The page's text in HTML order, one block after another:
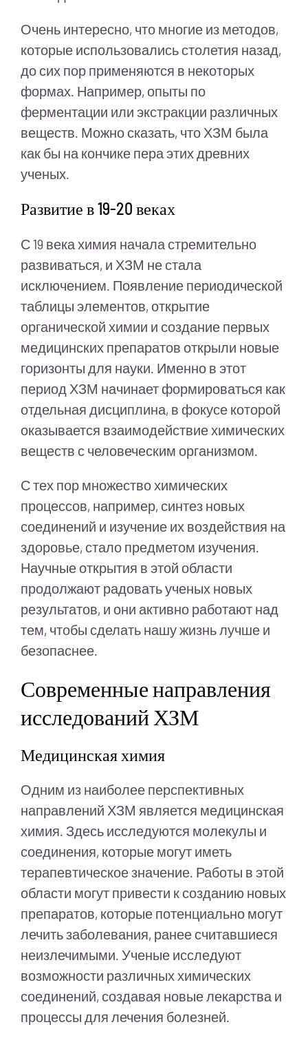
Очень интересно, что многие из методов,
которые использовались столетия назад,
до сих пор применяются в некоторых
формах. Например, опыты по
ферментации или экстракции различных
веществ. Можно сказать, что ХЗМ была
как бы на кончике пера этих древних
ученых.
Развитие в 19-20 веках
С 19 века химия начала стремительно
развиваться, и ХЗМ не стала
исключением. Появление периодической
таблицы элементов, открытие
органической химии и создание первых
медицинских препаратов открыли новые
горизонты для науки. Именно в этот
период ХЗМ начинает формироваться как
отдельная дисциплина, в фокусе которой
оказывается взаимодействие химических
веществ с человеческим организмом.
С тех пор множество химических
процессов, например, синтез новых
соединений и изучение их воздействия на
здоровье, стало предметом изучения.
Научные открытия в этой области
продолжают радовать ученых новых
результатов, и они активно работают над
тем, чтобы сделать нашу жизнь лучше и
безопаснее.
Современные направления
исследований ХЗМ
Медицинская химия
Одним из наиболее перспективных
направлений ХЗМ является медицинская
химия. Здесь исследуются молекулы и
соединения, которые могут иметь
терапевтическое значение. Работы в этой
области могут привести к созданию новых
препаратов, которые потенциально могут
лечить заболевания, ранее считавшиеся
неизлечимыми. Ученые исследуют
возможности различных химических
соединений, создавая новые лекарства и
процессы для лечения болезней.